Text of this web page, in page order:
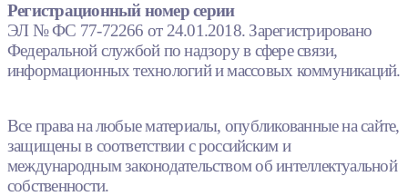
Регистрационный номер серии
ЭЛ № ФС 77-72266 от 24.01.2018. Зарегистрировано
Федеральной службой по надзору в сфере связи,
информационных технологий и массовых коммуникаций.
Все права на любые материалы, опубликованные на сайте,
защищены в соответствии с российским и
международным законодательством об интеллектуальной
собственности.